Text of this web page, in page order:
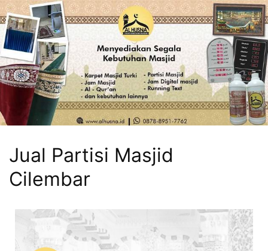
Jual Partisi Masjid
Cilembar